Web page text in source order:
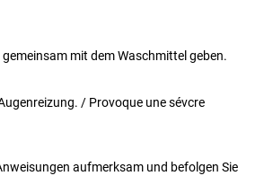
mit dem Waschmittel geben.
/ Provoque une sévcre
aufmerksam und befolgen Sie